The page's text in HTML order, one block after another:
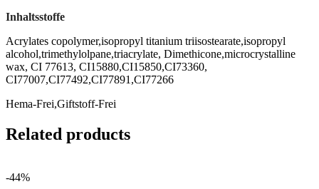
Inhaltsstoffe
Acrylates copolymer,isopropyl titanium triisostearate,isopropyl
alcohol,trimethylolpane,triacrylate, Dimethicone,microcrystalline
wax, CI 77613, CI15880,CI15850,CI73360,
CI77007,CI77492,CI77891,CI77266
Hema-Frei,Giftstoff-Frei
Related products
-44%